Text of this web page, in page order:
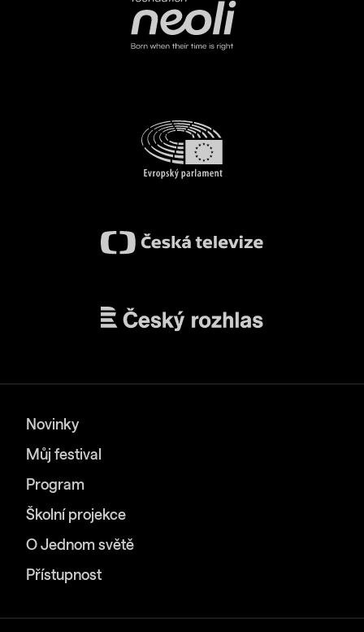
Novinky
Můj festival
Program
Školní projekce
O Jednom světě
Přístupnost